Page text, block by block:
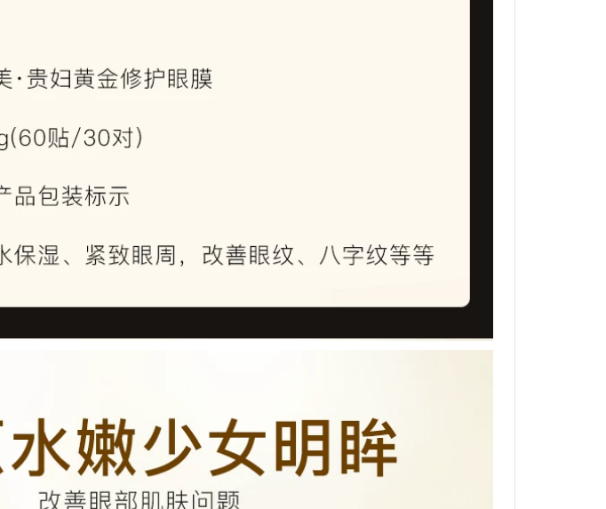
ép nhạy cảm Da mắt
đặc biệt Mặt ba
trong một chất lỏng
511,000
抗 抗 纹 抗 黑 kem
mắt elixir
Kem mắt Chống
nhăn đến Tiratra
Mắt Túi khô Chính
mat ahc
chống nhăn Dark
Fine Line Cải thiện
Dark chính hãng
mặt nạ nhau thai
cừu hàn quốc
346,000